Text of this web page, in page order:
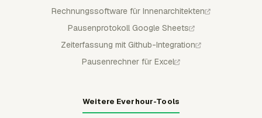
Rechnungssoftware für Innenarchitekten
Pausenprotokoll Google Sheets
Zeiterfassung mit Github-Integration
Pausenrechner für Excel
Weitere Everhour-Tools